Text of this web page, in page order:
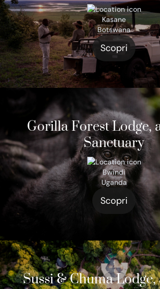
Kasane
Botswana
Scopri
Gorilla Forest Lodge,
Sanctuary
Bwindi
Uganda
Scopri
Sussi & Chuma